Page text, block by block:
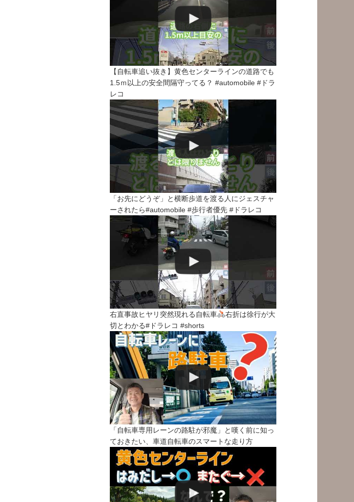
【自転車追い抜き】黄色センターラインの道路でも
1.5ｍ以上の安全間隔守ってる？ #automobile #ドラ
レコ
「お先にどうぞ」と横断歩道を渡る人にジェスチャ
ーされたら#automobile #歩行者優先 #ドラレコ
右直事故ヒヤリ突然現れる自転車
右折は徐行が大
切とわかる#ドラレコ #shorts
「自転車専用レーンの路駐が邪魔」と嘆く前に知っ
ておきたい、車道自転車のスマートな走り方